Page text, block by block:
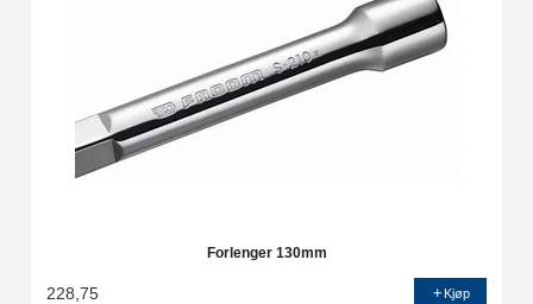
Forlenger 130mm
228,75 Kjøp